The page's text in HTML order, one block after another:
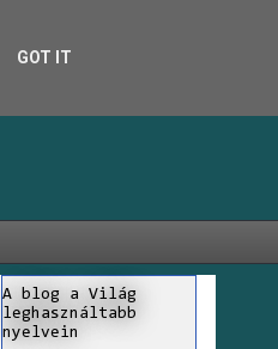
A blog a Világ
leghasználtabb
nyelvein
GOT IT